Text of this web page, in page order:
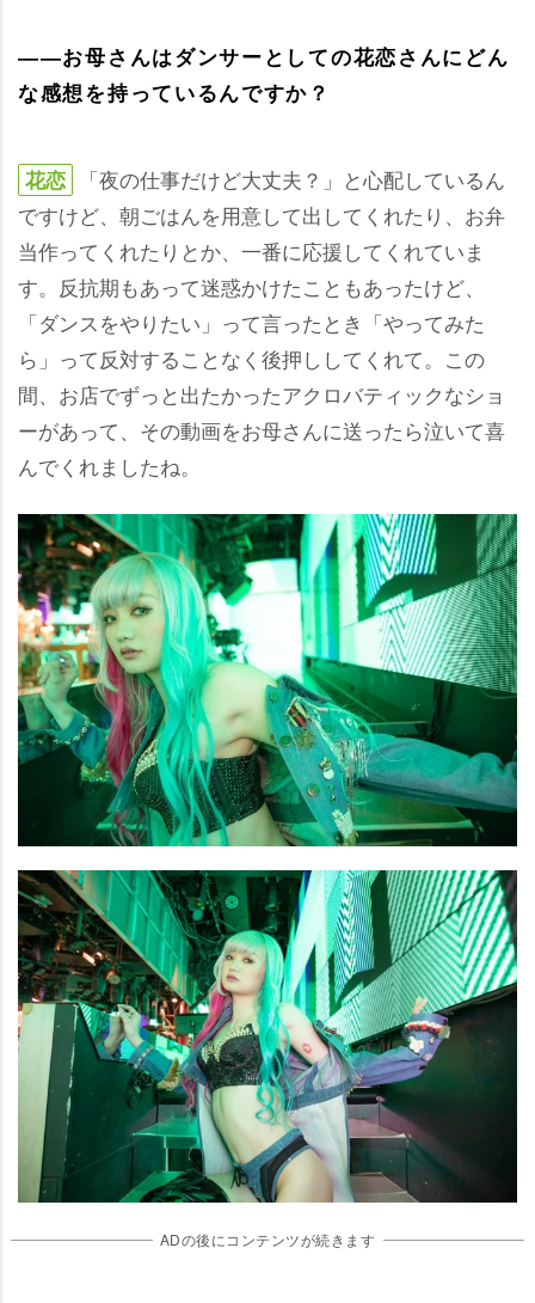
――お母さんはダンサーとしての花恋さんにどん
な感想を持っているんですか？
花恋
「夜の仕事だけど大丈夫？」と心配しているん
ですけど、朝ごはんを用意して出してくれたり、お弁
当作ってくれたりとか、一番に応援してくれていま
す。反抗期もあって迷惑かけたこともあったけど、
「ダンスをやりたい」って言ったとき「やってみた
ら」って反対することなく後押ししてくれて。この
間、お店でずっと出たかったアクロバティックなショ
ーがあって、その動画をお母さんに送ったら泣いて喜
んでくれましたね。
ADの後にコンテンツが続きます